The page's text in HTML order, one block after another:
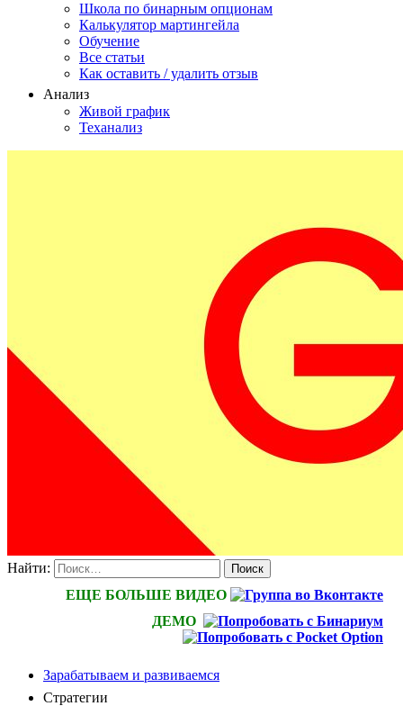
Школа по бинарным опционам
Калькулятор мартингейла
Обучение
Все статьи
Как оставить / удалить отзыв
Анализ
Живой график
Теханализ
Найти:
ЕЩЕ БОЛЬШЕ ВИДЕО
ДЕМО
Зарабатываем и развиваемся
Стратегии